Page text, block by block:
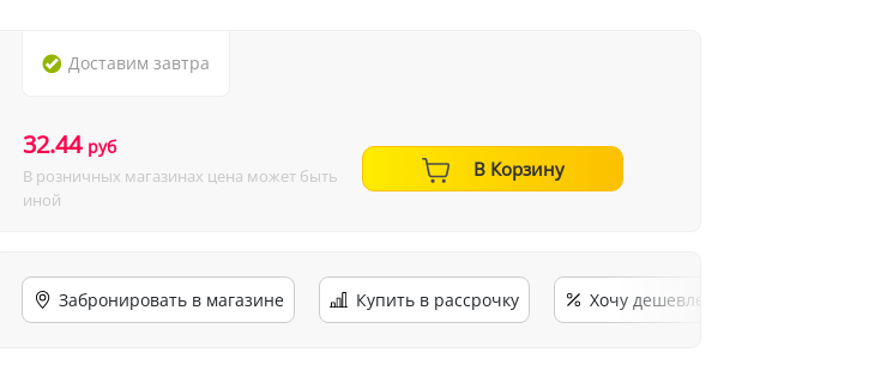
Доставим завтра
32.44 руб
В розничных магазинах цена может быть
иной
В Корзину
Забронировать в магазине Купить в рассрочку Хочу дешевле